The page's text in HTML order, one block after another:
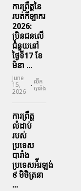
ការព្រឹត្តនៃ
របត់កីឡាករ
2026:
ប្រិនជនលើ
ជំនួយនៅ
ថ្ងៃទី17 ខែ
មិនា ...
June
15,
2026
- លីក
បារាំង
ការព្រឹត្ត
លំដាប់
របស់
ប្រទេស
បារាំង
ប្រទេសអ៉ីរឡង់
៩ មិថិត្រនា
...